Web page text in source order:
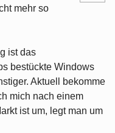
mehr so
ist das
bestückte Windows
Aktuell bekomme
mich nach einem
ist um, legt man um